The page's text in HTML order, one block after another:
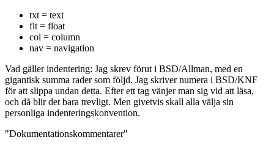
txt = text
flt = float
col = column
nav = navigation
Vad gäller indentering: Jag skrev förut i BSD/Allman, med en
gigantisk summa rader som följd. Jag skriver numera i BSD/KNF
för att slippa undan detta. Efter ett tag vänjer man sig vid att läsa,
och då blir det bara trevligt. Men givetvis skall alla välja sin
personliga indenteringskonvention.
"Dokumentationskommentarer"